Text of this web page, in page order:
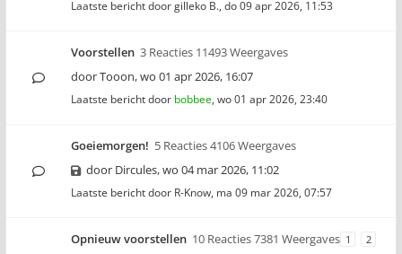
Laatste bericht doorgilleko B., do 09 apr 2026, 11:53
Voorstellen 3 Reacties 11493 Weergaves
doorTooon,wo 01 apr 2026, 16:07
Laatste bericht door bobbee, wo 01 apr 2026, 23:40
Goeiemorgen! 5 Reacties 4106 Weergaves
door Dircules,wo 04 mar 2026, 11:02
Laatste bericht door R-Know, ma 09 mar 2026, 07:57
Opnieuw voorstellen 10 Reacties 7381 Weergaves 1 2